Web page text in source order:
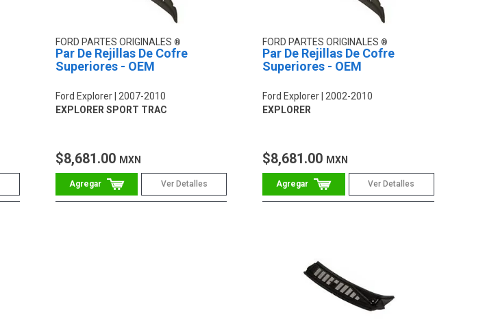
FORD PARTES ORIGINALES
Par De Rejillas De Cofre
Superiores - OEM
Ford Explorer
2007-2010
EXPLORER SPORT TRAC
$8,681.00 MXN
Ver Detalles
FORD PARTES ORIGINALES
Par De Rejillas De Cofre
Superiores - OEM
Ford Explorer
2002-2010
EXPLORER
$8,681.00 MXN
Ver Detalles